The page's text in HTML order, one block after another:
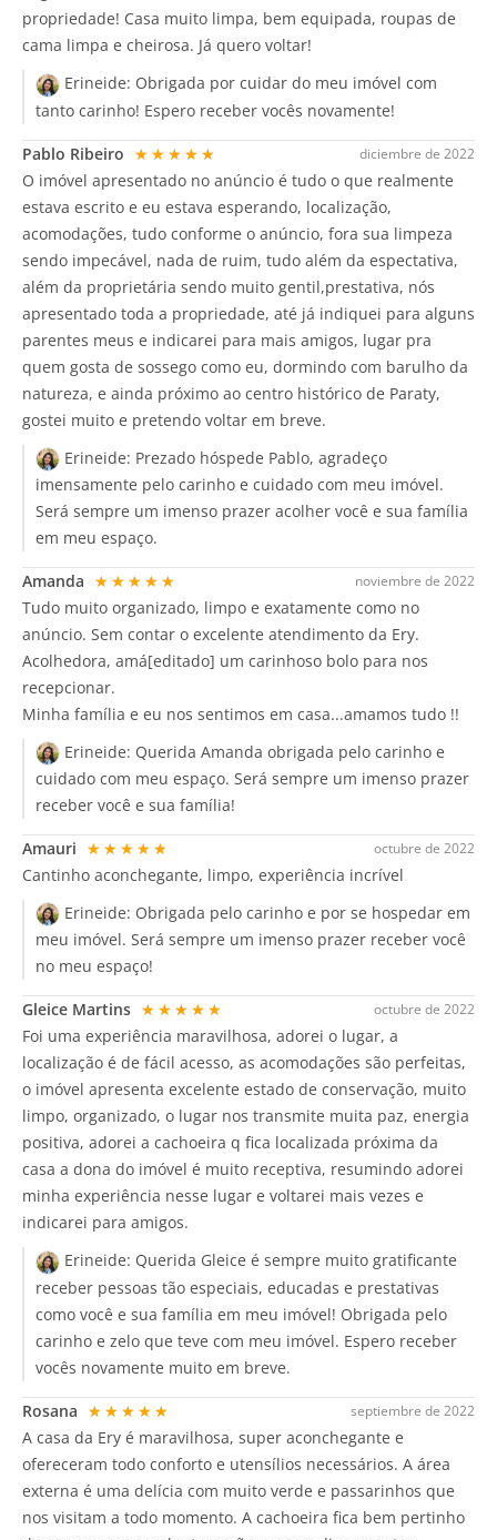
propriedade! Casa muito limpa, bem equipada, roupas de
cama limpa e cheirosa. Já quero voltar!
Erineide: Obrigada por cuidar do meu imóvel com
tanto carinho! Espero receber vocês novamente!
diciembre de 2022
Pablo Ribeiro ★★★★★
O imóvel apresentado no anúncio é tudo o que realmente
estava escrito e eu estava esperando, localização,
acomodações, tudo conforme o anúncio, fora sua limpeza
sendo impecável, nada de ruim, tudo além da espectativa,
além da proprietária sendo muito gentil,prestativa, nós
apresentado toda a propriedade, até já indiquei para alguns
parentes meus e indicarei para mais amigos, lugar pra
quem gosta de sossego como eu, dormindo com barulho da
natureza, e ainda próximo ao centro histórico de Paraty,
gostei muito e pretendo voltar em breve.
Erineide: Prezado hóspede Pablo, agradeço
imensamente pelo carinho e cuidado com meu imóvel.
Será sempre um imenso prazer acolher você e sua família
em meu espaço.
noviembre de 2022
Amanda ★★★★★
Tudo muito organizado, limpo e exatamente como no
anúncio. Sem contar o excelente atendimento da Ery.
Acolhedora, amá[editado] um carinhoso bolo para nos
recepcionar.
Minha família e eu nos sentimos em casa...amamos tudo !!
Erineide: Querida Amanda obrigada pelo carinho e
cuidado com meu espaço. Será sempre um imenso prazer
receber você e sua família!
octubre de 2022
Amauri ★★★★★
Cantinho aconchegante, limpo, experiência incrível
Erineide: Obrigada pelo carinho e por se hospedar em
meu imóvel. Será sempre um imenso prazer receber você
no meu espaço!
octubre de 2022
Gleice Martins ★★★★★
Foi uma experiência maravilhosa, adorei o lugar, a
localização é de fácil acesso, as acomodações são perfeitas,
o imóvel apresenta excelente estado de conservação, muito
limpo, organizado, o lugar nos transmite muita paz, energia
positiva, adorei a cachoeira q fica localizada próxima da
casa a dona do imóvel é muito receptiva, resumindo adorei
minha experiência nesse lugar e voltarei mais vezes e
indicarei para amigos.
Erineide: Querida Gleice é sempre muito gratificante
receber pessoas tão especiais, educadas e prestativas
como você e sua família em meu imóvel! Obrigada pelo
carinho e zelo que teve com meu imóvel. Espero receber
vocês novamente muito em breve.
septiembre de 2022
Rosana ★★★★★
A casa da Ery é maravilhosa, super aconchegante e
ofereceram todo conforto e utensílios necessários. A área
externa é uma delícia com muito verde e passarinhos que
nos visitam a todo momento. A cachoeira fica bem pertinho